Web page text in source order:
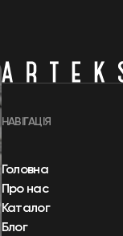
НАВІГАЦІЯ
Головна
Про нас
Каталог
Блог